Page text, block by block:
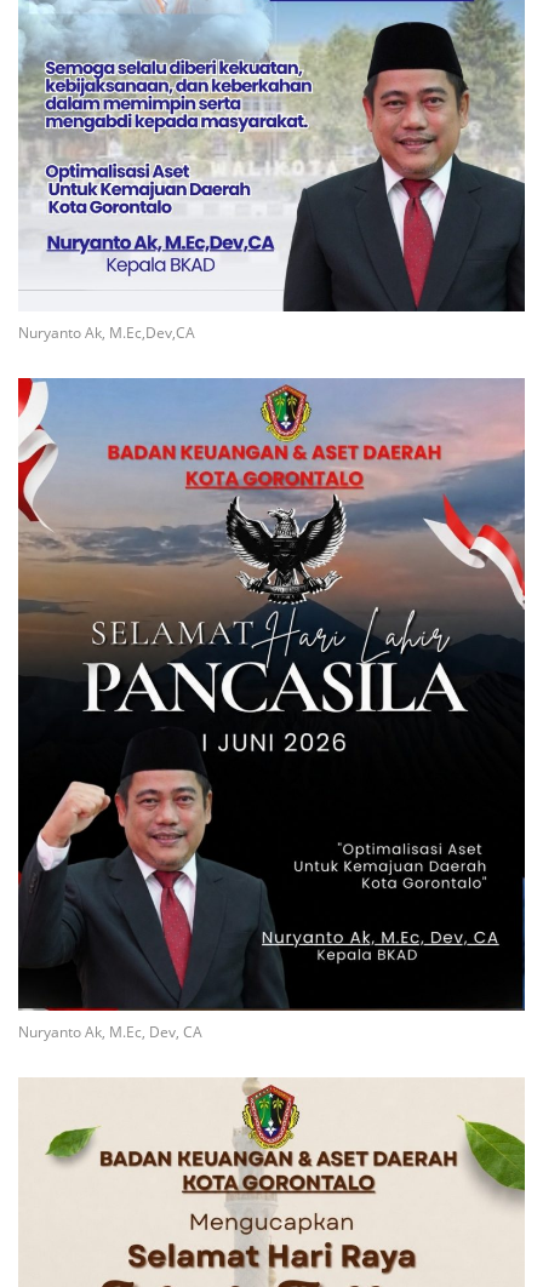
Nuryanto Ak, M.Ec,Dev,CA
Nuryanto Ak, M.Ec, Dev, CA